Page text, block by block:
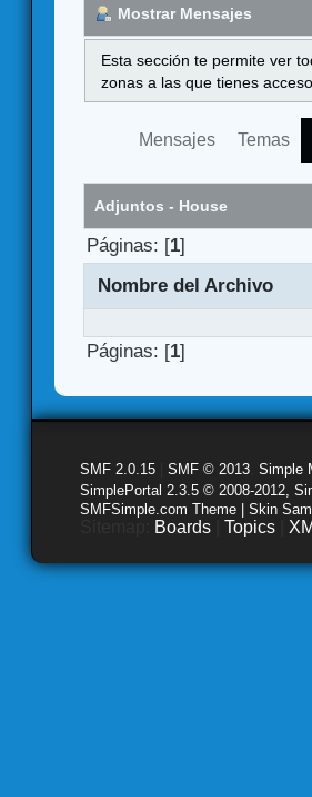
Mostrar Mensajes
Esta sección te permite ver
zonas a las que tienes
Mensajes Temas
Adjuntos - House
Páginas: [1]
Nombre del Archivo
Páginas: [1]
SMF 2.0.15 SMF © 2013 Simple
SimplePortal 2.3.5 © 2008-2012,
SMFSimple.com Theme | Skin
Boards Topics